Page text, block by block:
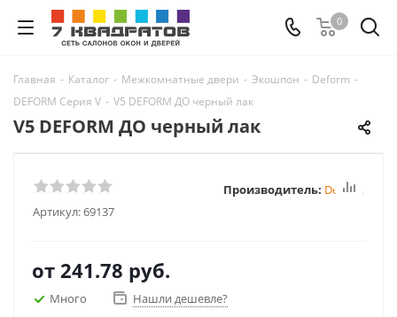
0
Главная - Каталог - Межкомнатные двери - Экошпон - Deform -
DEFORM Серия V - V5 DEFORM ДО черный лак
V5 DEFORM ДО черный лак
Артикул:69137
Производитель: Deform
от 241.78 руб.
Много
Нашли дешевле?